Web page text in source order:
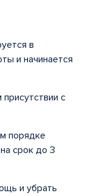
в
и начинается
с
порядке
срок до 3
и убрать